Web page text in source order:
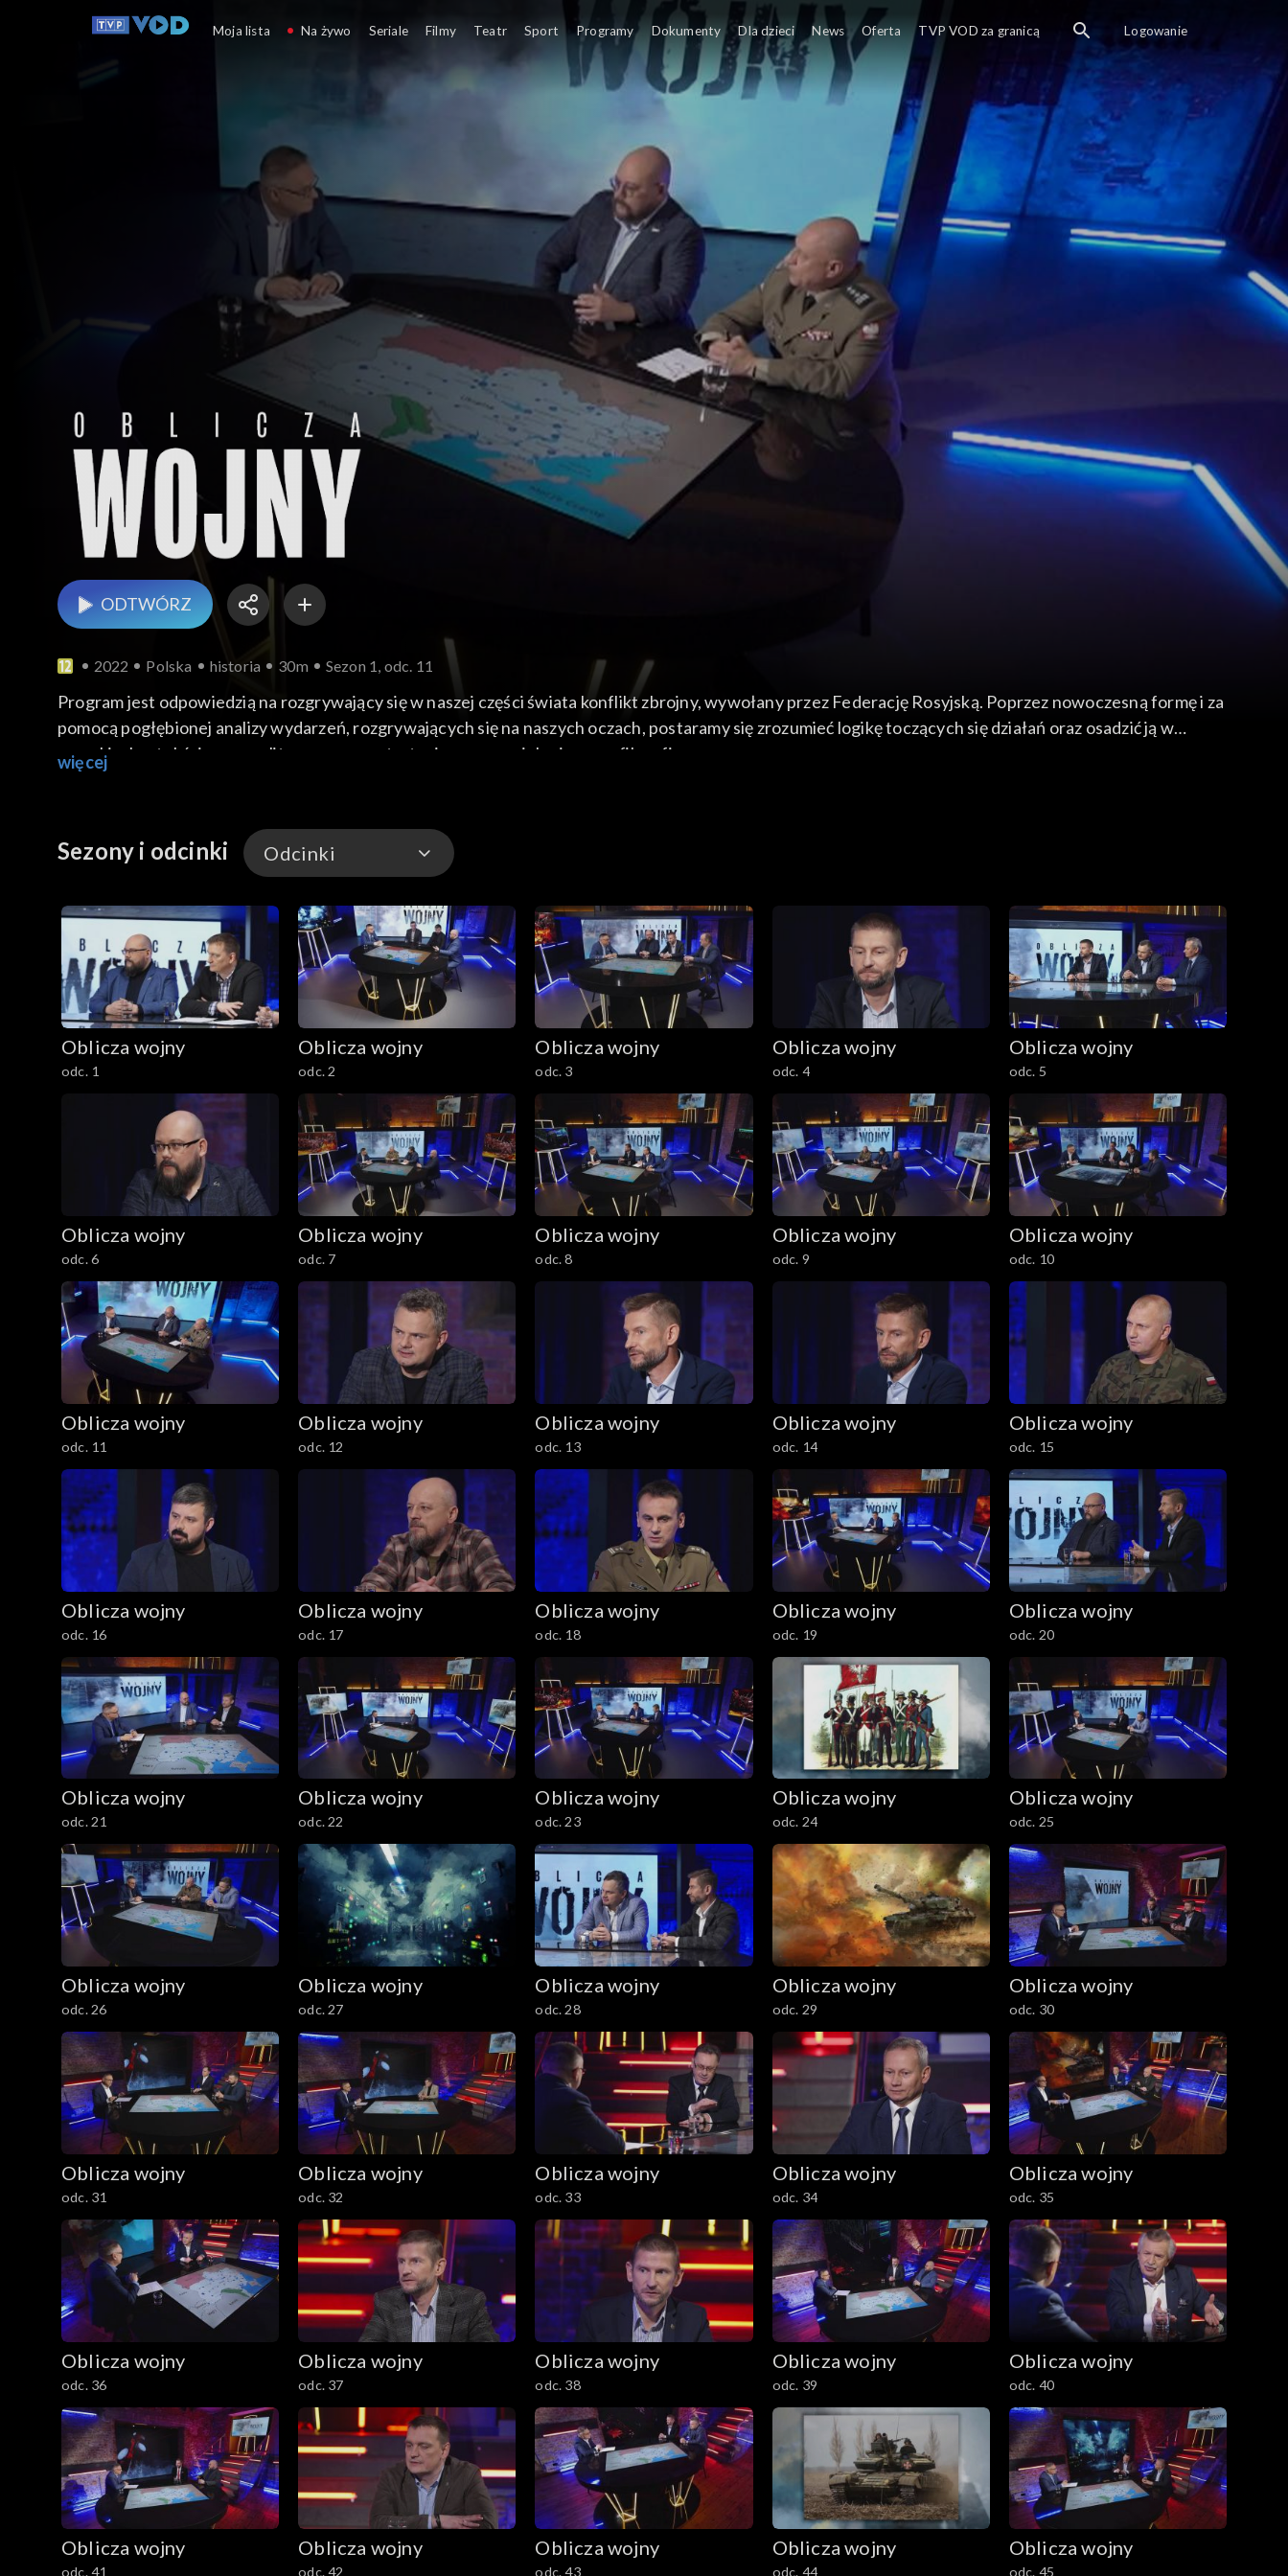
ODTWÓRZ
2022 Polska historia 30m Sezon 1, odc. 11
Program jest odpowiedzią na rozgrywający się w naszej części świata konflikt zbrojny, wywołany przez Federację Rosyjską. Poprzez nowoczesną formę i za
pomocą pogłębionej analizy wydarzeń, rozgrywających się na naszych oczach, postaramy się zrozumieć logikę toczących się działań oraz osadzić ją w
szerokim kontekście: geopolitycznym, geostrategicznym, socjologicznym, filozoficznym.
więcej
Sezony i odcinki Odcinki
Odcinki
Oblicza wojny
odc. 1
Oblicza wojny
odc. 2
Oblicza wojny
odc. 3
Oblicza wojny
odc. 4
Oblicza wojny
odc. 5
Oblicza wojny
odc. 6
Oblicza wojny
odc. 7
Oblicza wojny
odc. 8
Oblicza wojny
odc. 9
Oblicza wojny
odc. 10
Oblicza wojny
odc. 11
Oblicza wojny
odc. 12
Oblicza wojny
odc. 13
Oblicza wojny
odc. 14
Oblicza wojny
odc. 15
Oblicza wojny
odc. 16
Oblicza wojny
odc. 17
Oblicza wojny
odc. 18
Oblicza wojny
odc. 19
Oblicza wojny
odc. 20
Oblicza wojny
odc. 21
Oblicza wojny
odc. 22
Oblicza wojny
odc. 23
Oblicza wojny
odc. 24
Oblicza wojny
odc. 25
Oblicza wojny
odc. 26
Oblicza wojny
odc. 27
Oblicza wojny
odc. 28
Oblicza wojny
odc. 29
Oblicza wojny
odc. 30
Oblicza wojny
odc. 31
Oblicza wojny
odc. 32
Oblicza wojny
odc. 33
Oblicza wojny
odc. 34
Oblicza wojny
odc. 35
Oblicza wojny
odc. 36
Oblicza wojny
odc. 37
Oblicza wojny
odc. 38
Oblicza wojny
odc. 39
Oblicza wojny
odc. 40
Oblicza wojny
odc. 41
Oblicza wojny
odc. 42
Oblicza wojny
odc. 43
Oblicza wojny
odc. 44
Oblicza wojny
odc. 45
Moja lista Na żywo Seriale Filmy Teatr Sport Programy Dokumenty Dla dzieci News Oferta TVP VOD za granicą Logowanie